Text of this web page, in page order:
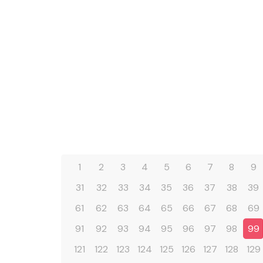
1 2 3 4 5 6 7 8 9
31
32 33 34 35 36 37 38 39
61
62 63 64 65 66 67 68 69
91
92 93 94 95 96 97 98 99
121
122 123 124 125 126 127 128 129